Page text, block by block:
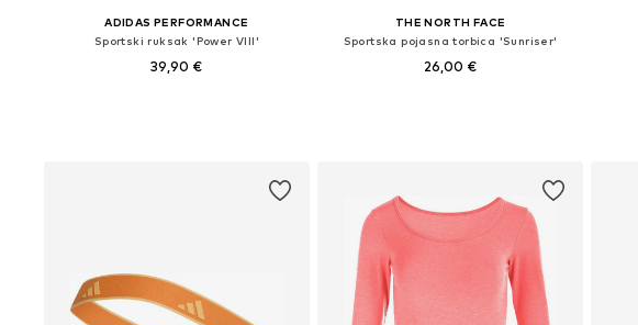
ADIDAS PERFORMANCE
Sportski ruksak 'Power VIII'
39,90 €
THE NORTH FACE
Sportska pojasna torbica 'Sunriser'
26,00 €